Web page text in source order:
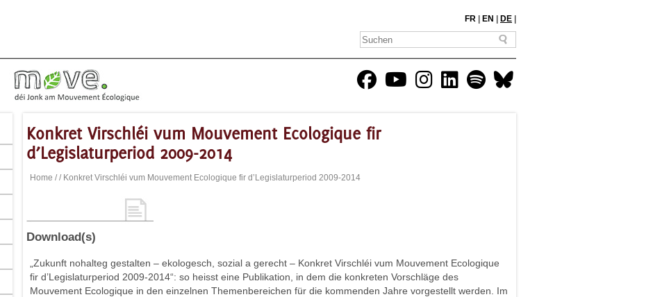
FR EN DE
Konkret Virschléi vum Mouvement Ecologique fir
d’Legislaturperiod 2009-2014
Home // Konkret Virschléi vum Mouvement Ecologique fir d’Legislaturperiod 2009-2014
Download(s)
„Zukunft nohalteg gestalten – ekologesch, sozial a gerecht – Konkret Virschléi vum Mouvement Ecologique
fir d’Legislaturperiod 2009-2014“: so heisst eine Publikation, in dem die konkreten Vorschläge des
Mouvement Ecologique in den einzelnen Themenbereichen für die kommenden Jahre vorgestellt werden. Im